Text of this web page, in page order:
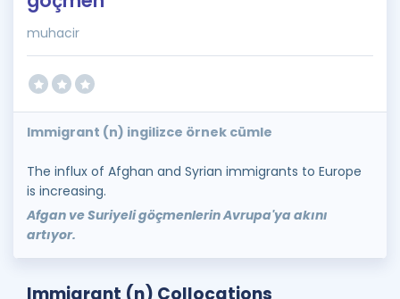
muhacir
Immigrant (n) ingilizce örnek cümle
The influx of Afghan and Syrian immigrants to Europe
is increasing.
Afgan ve Suriyeli göçmenlerin Avrupa'ya akını
artıyor.
Immigrant (n) Collocations